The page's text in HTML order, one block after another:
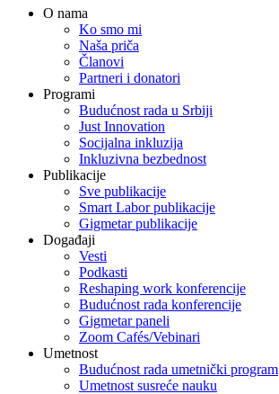
O nama
Ko smo mi
Naša priča
Članovi
Partneri i donatori
Programi
Budućnost rada u Srbiji
Just Innovation
Socijalna inkluzija
Inkluzivna bezbednost
Publikacije
Sve publikacije
Smart Labor publikacije
Gigmetar publikacije
Događaji
Vesti
Podkasti
Reshaping work konferencije
Budućnost rada konferencije
Gigmetar paneli
Zoom Cafés/Vebinari
Umetnost
Budućnost rada umetnički program
Umetnost susreće nauku